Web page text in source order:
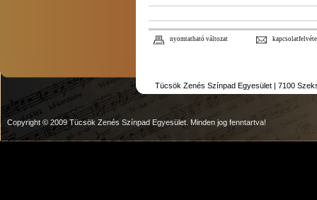
nyomtatható változat
Tücsök Zenés Színpad Egyesület | 7100
Copyright © 2009 Tücsök Zenés Színpad Egyesület. Minden jog fenntartva!